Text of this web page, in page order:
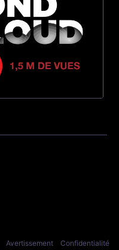
Avertissement
Confidentialité